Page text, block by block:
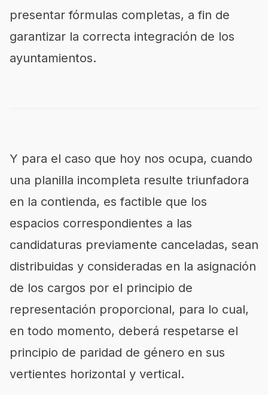
presentar fórmulas completas, a fin de
garantizar la correcta integración de los
ayuntamientos.
Y para el caso que hoy nos ocupa, cuando
una planilla incompleta resulte triunfadora
en la contienda, es factible que los
espacios correspondientes a las
candidaturas previamente canceladas, sean
distribuidas y consideradas en la asignación
de los cargos por el principio de
representación proporcional, para lo cual,
en todo momento, deberá respetarse el
principio de paridad de género en sus
vertientes horizontal y vertical.